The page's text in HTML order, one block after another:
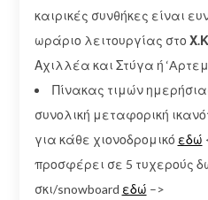
καιρικές συνθήκες είναι
ωράριο λειτουργίας στο
Αχιλλέα και Στύγα ή
Πίνακας τιμών
συνολική μεταφορική
για κάθε χιονοδρομικό εδώ
προσφέρει σε 5 τυχερούς
σκι/snowboard εδώ –>